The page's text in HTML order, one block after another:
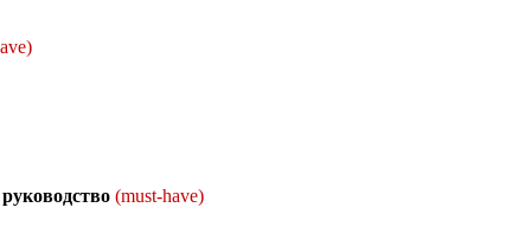
(must-have)